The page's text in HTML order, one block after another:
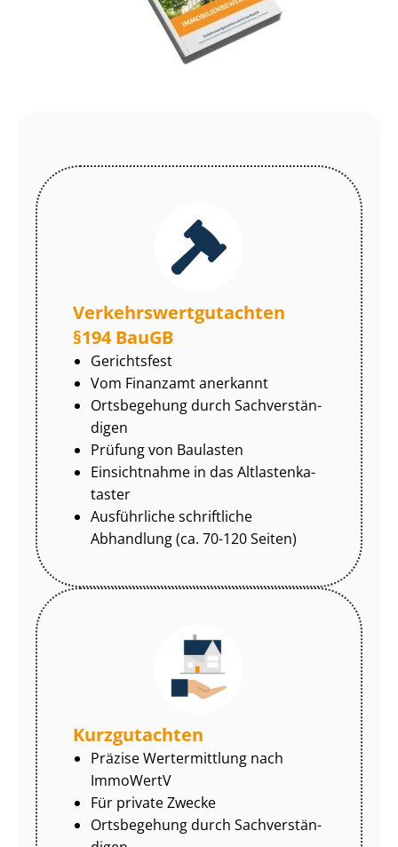
Ver­kehrs­wert­gut­ach­ten
§194 BauGB
Gerichtsfest
Vom Finanzamt anerkannt
Ortsbegehung durch Sach­ver­stän­
di­gen
Prüfung von Baulasten
Einsichtnahme in das Alt­las­ten­ka­
tas­ter
Ausführliche schriftliche
Abhandlung (ca. 70-120 Seiten)
Kurzgutachten
Präzise Wertermittlung nach
ImmoWertV
Für private Zwecke
Ortsbegehung durch Sach­ver­stän­